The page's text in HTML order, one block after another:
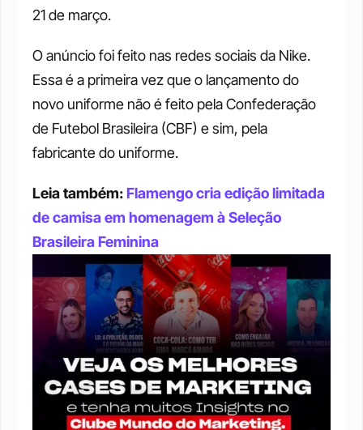
21 de março.
O anúncio foi feito nas redes sociais da Nike.
Essa é a primeira vez que o lançamento do
novo uniforme não é feito pela Confederação
de Futebol Brasileira (CBF) e sim, pela
fabricante do uniforme.
Leia também: Flamengo cria edição limitada
de camisa em homenagem à Seleção
Brasileira Feminina